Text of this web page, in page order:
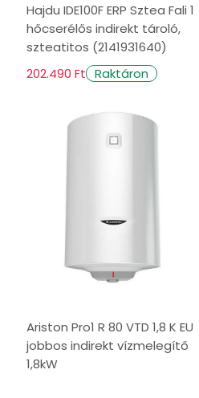
Hajdu IDE100F ERP Sztea Fali 1
hőcserélős indirekt tároló,
szteatitos (2141931640)
202.490 Ft Raktáron
Ariston Pro1 R 80 VTD 1,8 K EU
jobbos indirekt vízmelegítő
1,8kW